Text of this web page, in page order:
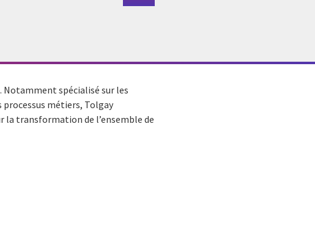
Notamment spécialisé sur les
métiers, Tolgay
la transformation de l’ensemble de